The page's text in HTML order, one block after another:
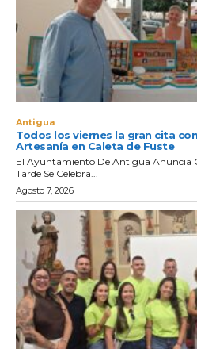
Antigua
Todos los viernes la gran cita
Artesanía en Caleta de Fuste
El Ayuntamiento De Antigua Anuncia
Tarde Se Celebra...
Agosto 7, 2026